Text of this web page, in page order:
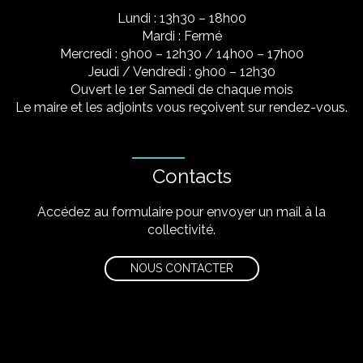
Lundi : 13h30 – 18h00
Mardi : Fermé
Mercredi : 9h00 – 12h30 / 14h00 – 17h00
Jeudi / Vendredi : 9h00 – 12h30
Ouvert le 1er Samedi de chaque mois
Le maire et les adjoints vous reçoivent sur rendez-vous.
Contacts
Accédez au formulaire pour envoyer un mail à la
collectivité.
NOUS CONTACTER